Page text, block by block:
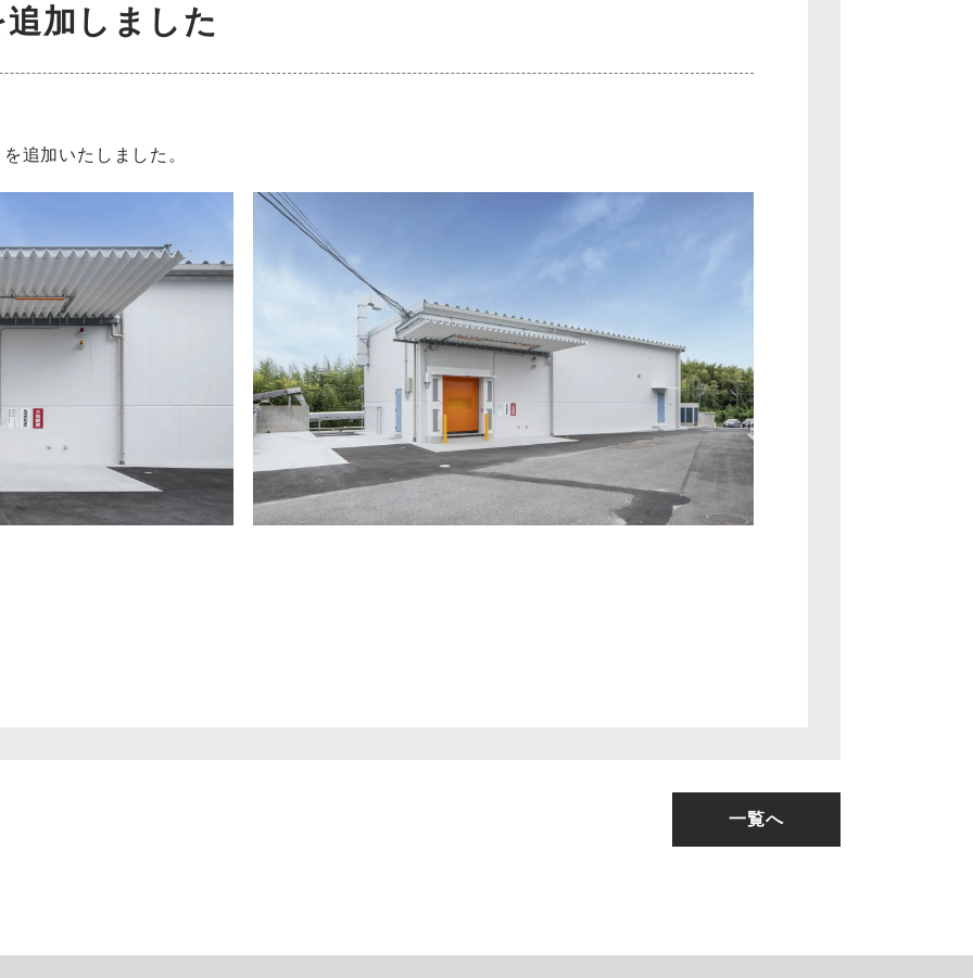
加しました
追加いたしました。
一覧へ